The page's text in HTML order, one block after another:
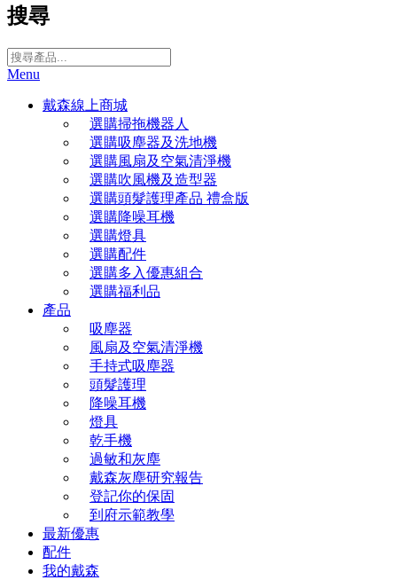
搜尋
Menu
戴森線上商城
選購掃拖機器人
選購吸塵器及洗地機
選購風扇及空氣清淨機
選購吹風機及造型器
選購頭髮護理產品 禮盒版
選購降噪耳機
選購燈具
選購配件
選購多入優惠組合
選購福利品
產品
吸塵器
風扇及空氣清淨機
手持式吸塵器
頭髮護理
降噪耳機
燈具
乾手機
過敏和灰塵
戴森灰塵研究報告
登記你的保固
到府示範教學
最新優惠
配件
我的戴森